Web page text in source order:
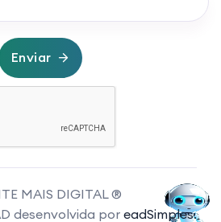
Enviar
MAIS DIGITAL ®
desenvolvida por eadSimples.